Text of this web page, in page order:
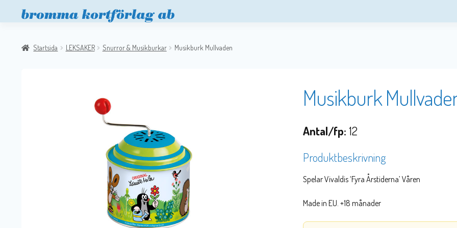
Startsida LEKSAKER Snurror & Musikburkar Musikburk Mullvaden
Musikburk
Antal/fp: 12
Produktbeskrivning
Spelar Vivaldis ‘Fyra Årstiderna’ Våren
Made in EU. +18 månader